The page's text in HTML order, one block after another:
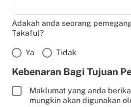
Adakah anda seorang
Takaful?
Ya Tidak
Kebenaran Bagi Tujuan
Maklumat yang anda
mungkin akan digunakan